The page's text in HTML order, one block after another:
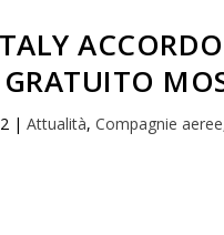
|Attualità,Compagnie aeree